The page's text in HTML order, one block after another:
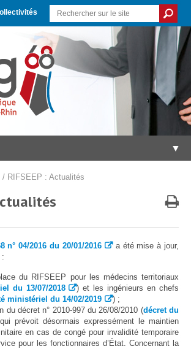
▼
▼
▼
▼
▼
/ RIFSEEP : Actualités
n° 04/2016 du 20/01/2016
a été mise à jour,
:
du RIFSEEP pour les médecins territoriaux
du 13/07/2018
) et les ingénieurs en chefs
ministériel du 14/02/2019
) ;
du décret n° 2010-997 du 26/08/2010 (décret du
prévoit désormais expressément le maintien
en cas de congé pour invalidité temporaire
pour les fonctionnaires d’État. Concernant la